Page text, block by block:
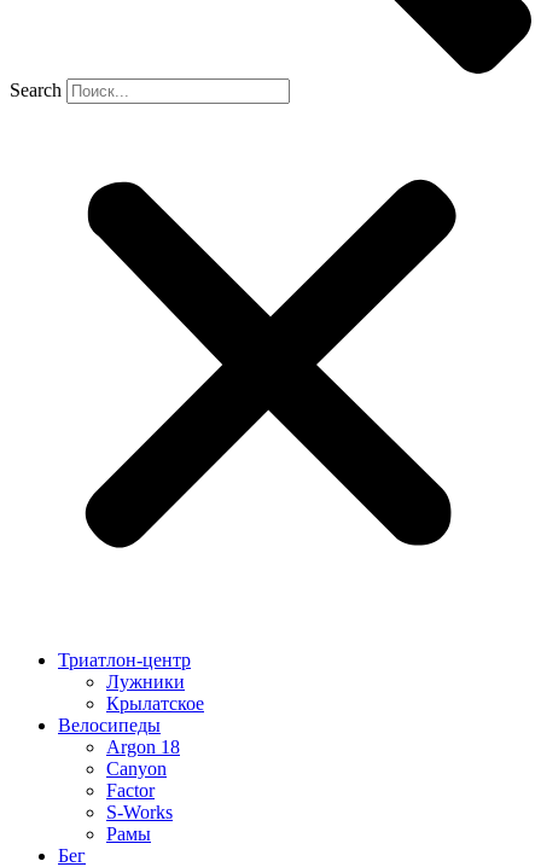
Search
Триатлон-центр
Лужники
Крылатское
Велосипеды
Argon 18
Canyon
Factor
S-Works
Рамы
Бег